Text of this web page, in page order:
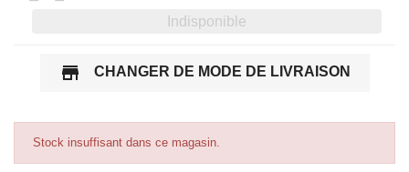
Indisponible
store CHANGER DE MODE DE LIVRAISON
Stock insuffisant dans ce magasin.